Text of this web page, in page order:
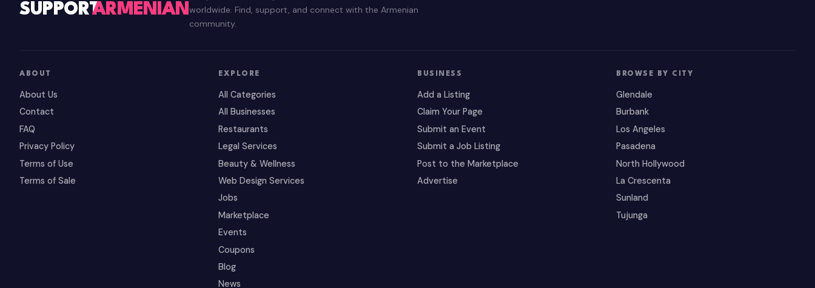
SUPPORTARMENIANworldwide. Find, support, and connect with the Armenian
community.
ABOUT
About Us
Contact
FAQ
Privacy Policy
Terms of Use
Terms of Sale
EXPLORE
All Categories
All Businesses
Restaurants
Legal Services
Beauty & Wellness
Web Design Services
Jobs
Marketplace
Events
Coupons
Blog
News
BUSINESS
Add a Listing
Claim Your Page
Submit an Event
Submit a Job Listing
Post to the Marketplace
Advertise
BROWSE BY CITY
Glendale
Burbank
Los Angeles
Pasadena
North Hollywood
La Crescenta
Sunland
Tujunga